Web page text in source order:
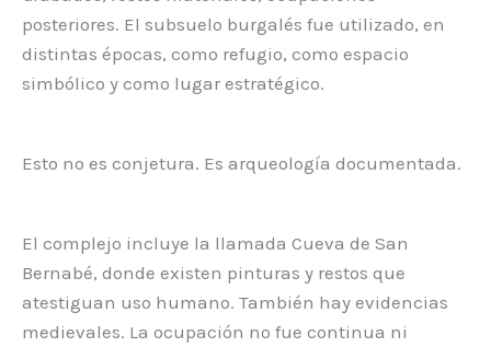
posteriores. El subsuelo burgalés fue utilizado, en
distintas épocas, como refugio, como espacio
simbólico y como lugar estratégico.
Esto no es conjetura. Es arqueología documentada.
El complejo incluye la llamada Cueva de San
Bernabé, donde existen pinturas y restos que
atestiguan uso humano. También hay evidencias
medievales. La ocupación no fue continua ni